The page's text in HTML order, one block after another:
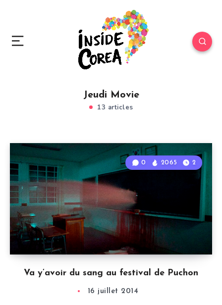
Jeudi Movie
13 articles
Va y’avoir du sang au festival de Puchon
0 2065 2
16 juillet 2014